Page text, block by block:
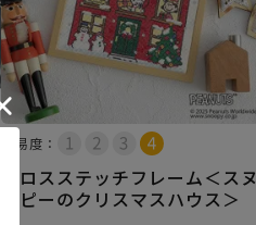
難易度：
クロスステッチフレーム＜スヌ
ーピーのクリスマスハウス＞